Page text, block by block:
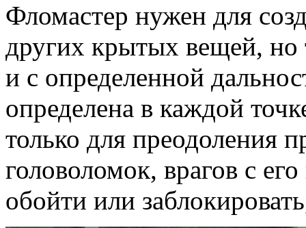
Фломастер нужен для
других крытых вещей, но
и с определенной
определена в каждой
только для преодоления
головоломок, врагов с
обойти или